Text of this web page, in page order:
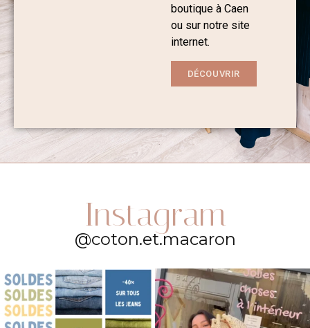
boutique à Caen
ou sur notre site
internet.
DÉCOUVRIR
Instagram
@coton.et.macaron